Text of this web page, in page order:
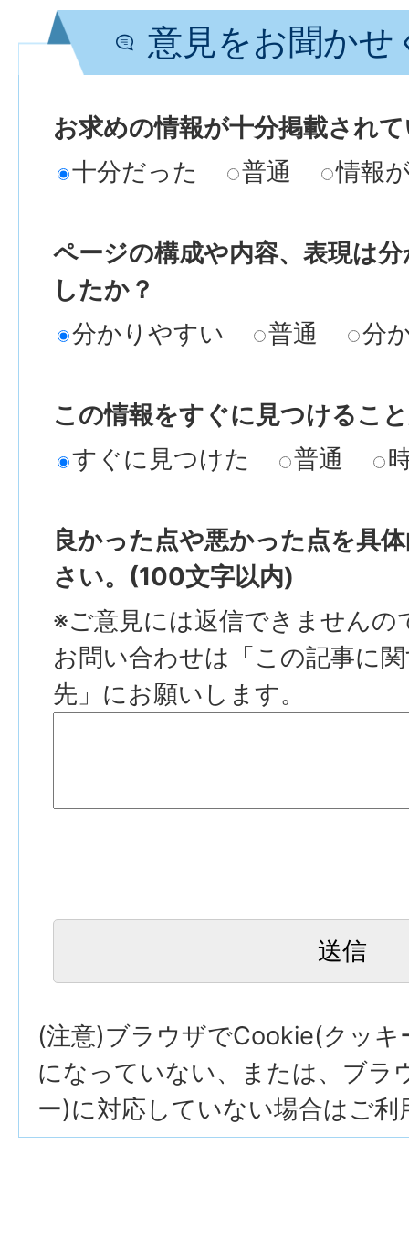
意見をお聞かせ
お求めの情報が十分掲載され
十分だった
普通 情報
ページの構成や内容、表現は
したか？
分かりやすい
普通 分
この情報をすぐに見つけるこ
すぐに見つけた
普通
良かった点や悪かった点を具
さい。(100文字以内)
※ご意見には返信できませんの
お問い合わせは「この記事に
先」にお願いします。
(注意)ブラウザでCookie(クッキ
になっていない、または、ブラ
ー)に対応していない場合はご利